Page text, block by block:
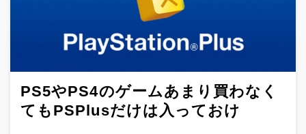
PS5やPS4のゲームあまり買わなく
てもPSPlusだけは入っておけ